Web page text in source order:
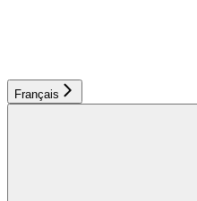
Français